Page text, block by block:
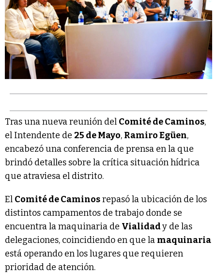
Tras una nueva reunión del Comité de Caminos,
el Intendente de 25 de Mayo, Ramiro Egüen,
encabezó una conferencia de prensa en la que
brindó detalles sobre la crítica situación hídrica
que atraviesa el distrito.
El Comité de Caminosrepasó la ubicación de los
distintos campamentos de trabajo donde se
encuentra la maquinaria de Vialidady de las
delegaciones, coincidiendo en que la maquinaria
está operando en los lugares que requieren
prioridad de atención.